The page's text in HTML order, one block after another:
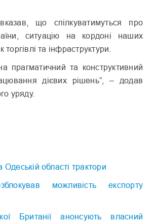
що спілкуватимуться про
ситуацію на кордоні наших
та інфраструктури.
прагматичний та конструктивний
дієвих рішень”, – додав
уряду.
області трактори
можливість експорту
Британії анонсують власний